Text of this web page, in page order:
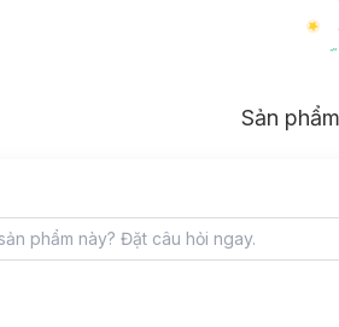
với hệ thống 3
mượt mà. Bên cạnh đó, lưỡi dao cạo
dễ chịu, bảo vệ da, giảm khả năng trầy
Sản